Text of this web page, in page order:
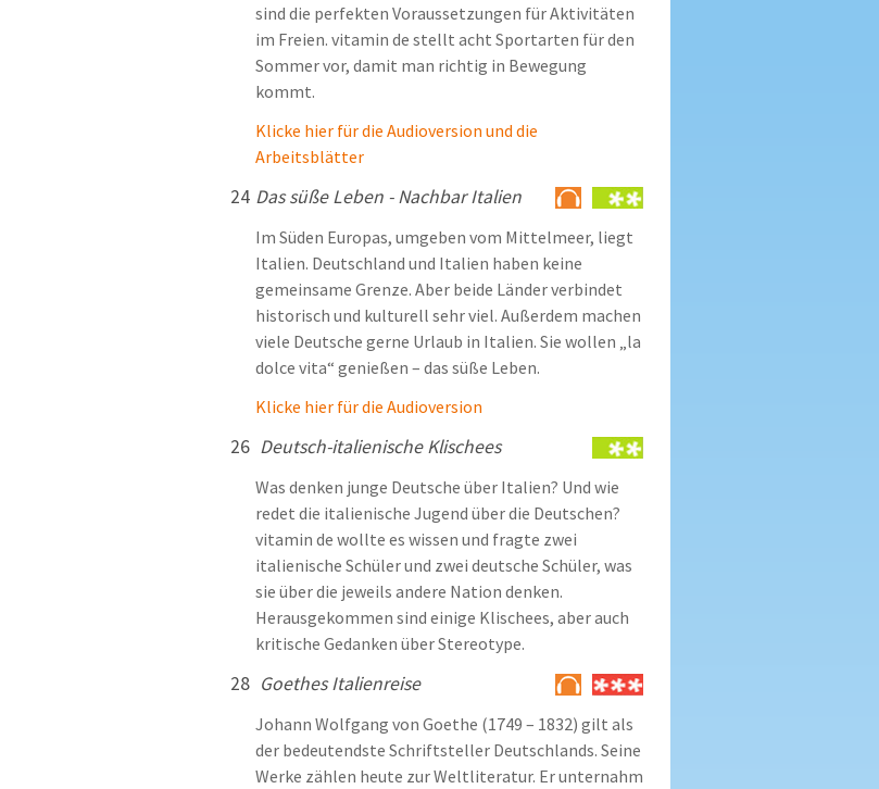
sind die perfekten Voraussetzungen für Aktivitäten
im Freien. vitamin de stellt acht Sportarten für den
Sommer vor, damit man richtig in Bewegung
kommt.
Klicke hier für die Audioversion und die
Arbeitsblätter
24 Das süße Leben - Nachbar Italien
Im Süden Europas, umgeben vom Mittelmeer, liegt
Italien. Deutschland und Italien haben keine
gemeinsame Grenze. Aber beide Länder verbindet
historisch und kulturell sehr viel. Außerdem machen
viele Deutsche gerne Urlaub in Italien. Sie wollen „la
dolce vita“ genießen – das süße Leben.
Klicke hier für die Audioversion
26 Deutsch-italienische Klischees
Was denken junge Deutsche über Italien? Und wie
redet die italienische Jugend über die Deutschen?
vitamin de wollte es wissen und fragte zwei
italienische Schüler und zwei deutsche Schüler, was
sie über die jeweils andere Nation denken.
Herausgekommen sind einige Klischees, aber auch
kritische Gedanken über Stereotype.
28 Goethes Italienreise
Johann Wolfgang von Goethe (1749 – 1832) gilt als
der bedeutendste Schriftsteller Deutschlands. Seine
Werke zählen heute zur Weltliteratur. Er unternahm